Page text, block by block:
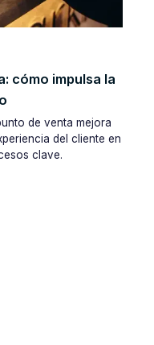
cómo impulsa la
de venta mejora
del cliente en
clave.